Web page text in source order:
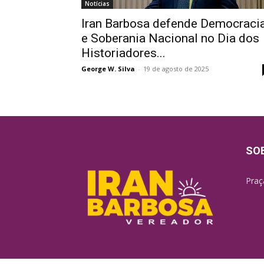
Notícias
Iran Barbosa defende
e Soberania Nacional no Dia dos
Historiadores...
George W. Silva - 19 de agosto de 2025